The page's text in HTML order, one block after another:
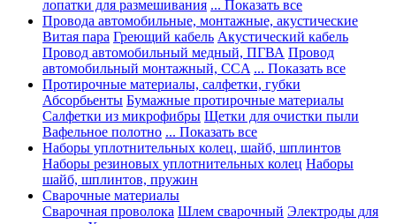
лопатки для размешивания ... Показать все
Провода автомобильные, монтажные, акустические
Витая пара Греющий кабель Акустический кабель
Провод автомобильный медный, ПГВА Провод
автомобильный монтажный, CCA ... Показать все
Протирочные материалы, салфетки, губки
Абсорбьенты Бумажные протирочные материалы
Салфетки из микрофибры Щетки для очистки пыли
Вафельное полотно ... Показать все
Наборы уплотнительных колец, шайб, шплинтов
Наборы резиновых уплотнительных колец Наборы
шайб, шплинтов, пружин
Сварочные материалы
Сварочная проволока Шлем сварочный Электроды для